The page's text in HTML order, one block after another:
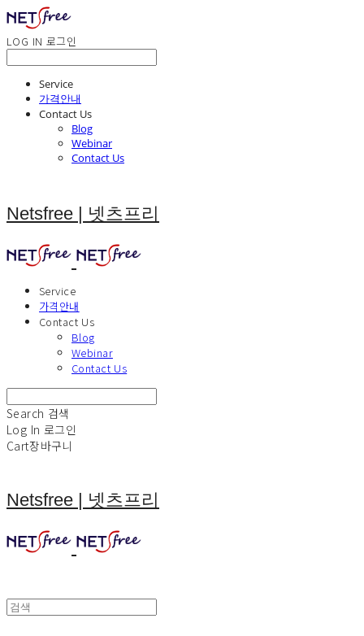
LOG IN 로그인
Service
가격안내
Contact Us
Blog
Webinar
Contact Us
Netsfree | 넷츠프리
Service
가격안내
Contact Us
Blog
Webinar
Contact Us
Search 검색
Log In 로그인
Cart장바구니
Netsfree | 넷츠프리